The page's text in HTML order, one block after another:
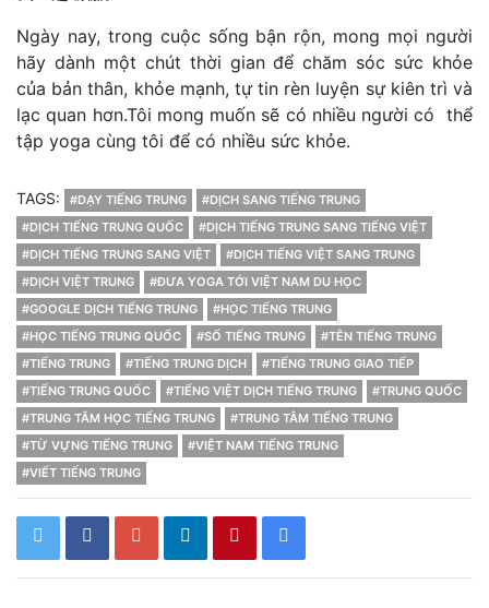
Ngày nay, trong cuộc sống bận rộn, mong mọi người
hãy dành một chút thời gian để chăm sóc sức khỏe
của bản thân, khỏe mạnh, tự tin rèn luyện sự kiên trì và
lạc quan hơn.Tôi mong muốn sẽ có nhiều người có thể
tập yoga cùng tôi để có nhiều sức khỏe.
TAGS: #DẠY TIẾNG TRUNG
#DỊCH SANG TIẾNG TRUNG
#DỊCH TIẾNG TRUNG QUỐC
#DỊCH TIẾNG TRUNG SANG TIẾNG VIỆT
#DỊCH TIẾNG TRUNG SANG VIỆT
#DỊCH TIẾNG VIỆT SANG TRUNG
#DỊCH VIỆT TRUNG
#ĐƯA YOGA TỚI VIỆT NAM DU HỌC
#GOOGLE DỊCH TIẾNG TRUNG
#HỌC TIẾNG TRUNG
#HỌC TIẾNG TRUNG QUỐC
#SỐ TIẾNG TRUNG
#TÊN TIẾNG TRUNG
#TIẾNG TRUNG
#TIẾNG TRUNG DỊCH
#TIẾNG TRUNG GIAO TIẾP
#TIẾNG TRUNG QUỐC
#TIẾNG VIỆT DỊCH TIẾNG TRUNG
#TRUNG QUỐC
#TRUNG TÂM HỌC TIẾNG TRUNG
#TRUNG TÂM TIẾNG TRUNG
#TỪ VỰNG TIẾNG TRUNG
#VIỆT NAM TIẾNG TRUNG
#VIẾT TIẾNG TRUNG